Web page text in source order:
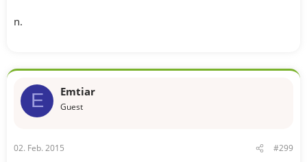
n.
E Emtiar
Guest
02. Feb. 2015 #299